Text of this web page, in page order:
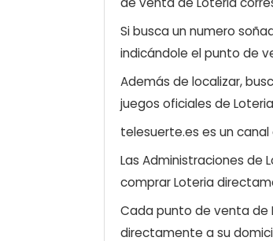
Si busca un numero
indicándole el punto de
Además de localizar,
juegos oficiales de
telesuerte.es es un
Las Administraciones de
comprar Loteria
Cada punto de venta de
directamente a su